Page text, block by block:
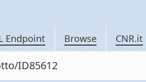
Endpoint Browse CNR.it
ID85612